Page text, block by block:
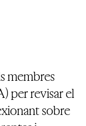
membres
per revisar el
sobre